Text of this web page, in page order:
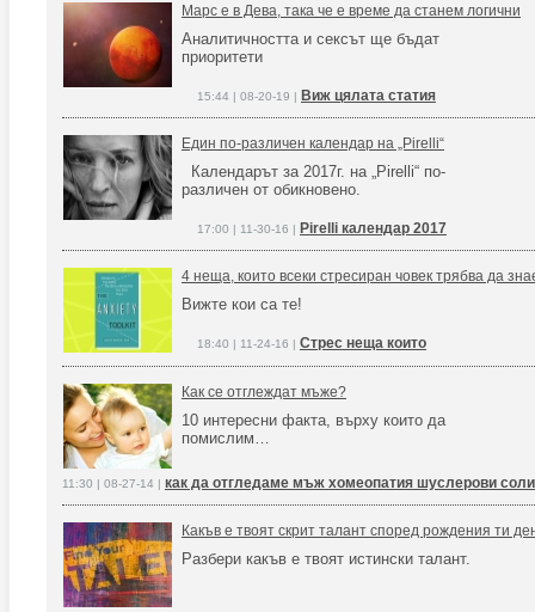
Марс е в Дева, така че е време да станем логични
Аналитичността и сексът ще бъдат
приоритети
15:44 | 08-20-19 | Виж цялата статия
Един по-различен календар на „Pirelli“
Календарът за 2017г. на „Pirelli“ по-
различен от обикновено.
17:00 | 11-30-16 | Pirelli календар 2017
4 неща, които всеки стресиран човек трябва да
Вижте кои са те!
18:40 | 11-24-16 | Стрес неща които
Как се отглеждат мъже?
10 интересни факта, върху които да
помислим…
11:30 | 08-27-14 | как да отгледаме мъж хомеопатия шуслерови соли
Какъв е твоят скрит талант според рождения ти
Разбери какъв е твоят истински талант.